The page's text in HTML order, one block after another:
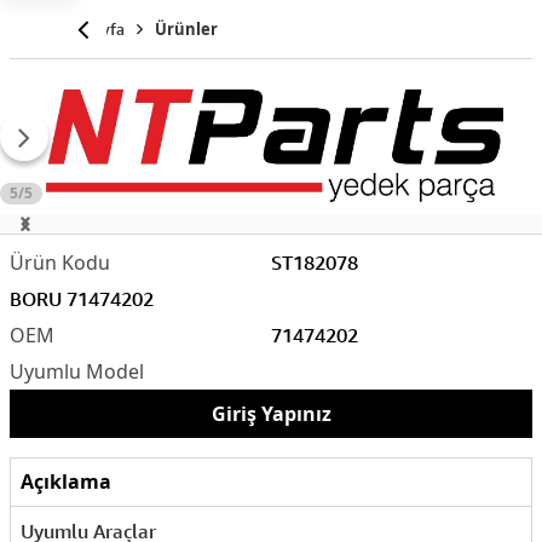
Anasayfa Ürünler
5/5
ST182078
71474202
BORU 71474202
Giriş Yapınız
Açıklama
Uyumlu Araçlar